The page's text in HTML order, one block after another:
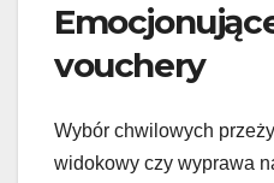
vouchery
Wybór chwilowych
widokowy czy wyprawa